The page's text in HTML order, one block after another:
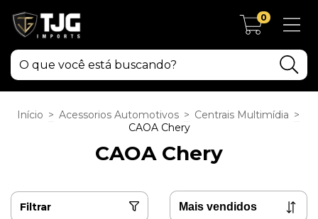
0
Início > Acessorios Automotivos > Centrais Multimídia >
CAOA Chery
CAOA Chery
Filtrar